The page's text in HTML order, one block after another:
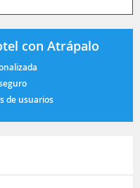
con Atrápalo
de usuarios